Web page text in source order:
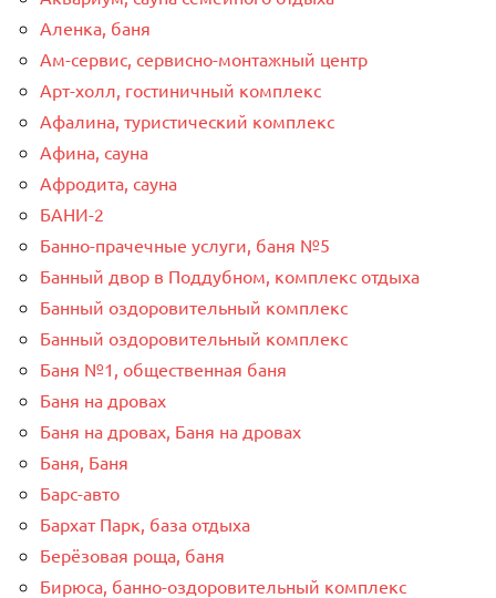
Аленка, баня
Ам-сервис, сервисно-монтажный центр
Арт-холл, гостиничный комплекс
Афалина, туристический комплекс
Афина, сауна
Афродита, сауна
БАНИ-2
Банно-прачечные услуги, баня №5
Банный двор в Поддубном, комплекс отдыха
Банный оздоровительный комплекс
Банный оздоровительный комплекс
Баня №1, общественная баня
Баня на дровах
Баня на дровах, Баня на дровах
Баня, Баня
Барс-авто
Бархат Парк, база отдыха
Берёзовая роща, баня
Бирюса, банно-оздоровительный комплекс